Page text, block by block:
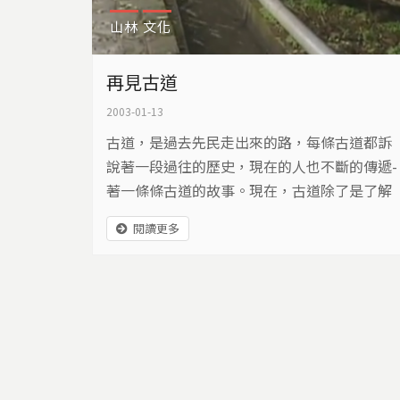
山林 文化
再見古道
2003-01-13
古道，是過去先民走出來的路，每條古道都訴
說著一段過往的歷史，現在的人也不斷的傳遞­
著一條條古道的故事。現在，古道除了是了解
往日先民生活的途徑，也賦予更多教育、文化­
與休閒的功能。然而，最近坪頂古道的古道整
閱讀更多